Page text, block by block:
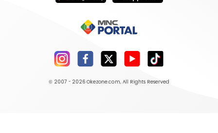
© 2007 - 2026 Okezone.com, All Rights Reserved